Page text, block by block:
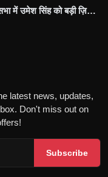
में उमेश सिंह को बड़ी ज़ि…
latest news, updates,
Don't miss out on
Subscribe